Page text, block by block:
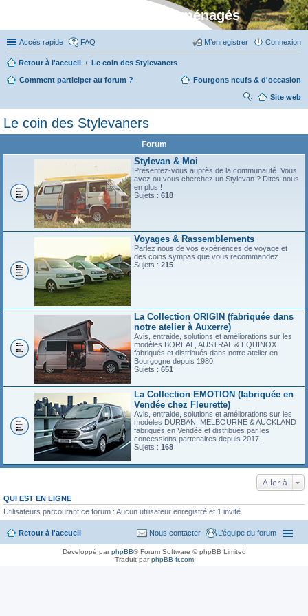
Stylevan - Vans aménagés
Accès rapide FAQ Connexion
M’enregistrer
Retour à l'accueil Le coin des Stylevaners
Comment participer au forum ? Fourgons neufs & d'occasion
Site web
Le coin des Stylevaners
Forum
Stylevan & Moi
Présentez-vous auprès de la communauté. Vous
avez ou vous cherchez un Stylevan ? Dites-nous
en plus !
Sujets : 618
Voyages & Rassemblements
Parlez nous de vos expériences de voyage et
des coins sympas que vous recommandez.
Sujets : 215
La Collection ORIGIN (fabriquée dans
notre atelier à Auxerre)
Avis, entraide, solutions et améliorations sur les
modèles BOREAL, AUSTRAL & EQUINOX
fabriqués et distribués dans notre atelier en
Bourgogne depuis 1980.
Sujets : 651
La Collection EMOTION (fabriquée en
Vendée chez Fleurette)
Avis, entraide, solutions et améliorations sur les
modèles DURBAN, MELBOURNE & AUCKLAND
fabriqués en Vendée et distribués par les
concessions partenaires depuis 2017.
Sujets : 168
Aller à
QUI EST EN LIGNE
Utilisateurs parcourant ce forum : Aucun utilisateur enregistré et 1 invité
Retour à l'accueil L’équipe du forum
Nous contacter
Développé parphpBB® Forum Software © phpBB Limited
Traduit parphpBB-fr.com